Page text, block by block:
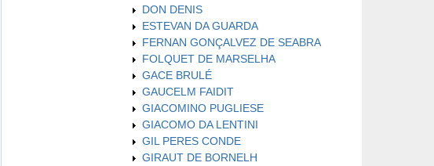
DON DENIS
ESTEVAN DA GUARDA
FERNAN GONÇALVEZ DE SEABRA
FOLQUET DE MARSELHA
GACE BRULÉ
GAUCELM FAIDIT
GIACOMINO PUGLIESE
GIACOMO DA LENTINI
GIL PERES CONDE
GIRAUT DE BORNELH